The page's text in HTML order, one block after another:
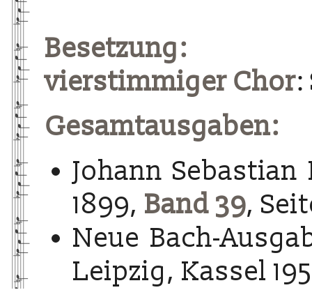
Besetzung:
vierstimmiger Chor:
Gesamtausgaben:
Johann Sebastian
1899, Band 39,
Neue Bach-
Leipzig, Kassel